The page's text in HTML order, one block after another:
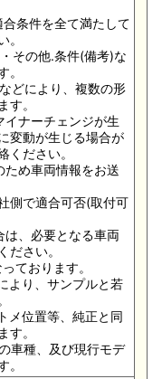
条件を全て満たして
。
その他.条件(備考)な
。
どにより、複数の形
す。
ナーチェンジが生
変動が生じる場合が
ください。
め車両情報をお送
側で適合可否(取付可
、必要となる車両
ださい。
ております。
より、サンプルと若
メ位置等、純正と同
す。
車種、及び現行モデ
。